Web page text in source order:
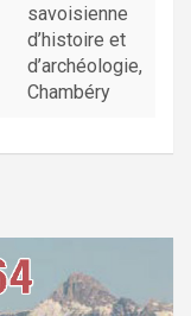
savoisienne
d’histoire et
d’archéologie,
Chambéry